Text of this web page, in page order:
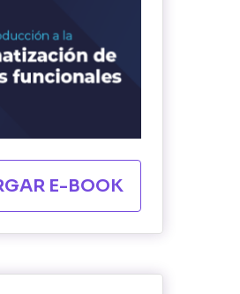
E-BOOK